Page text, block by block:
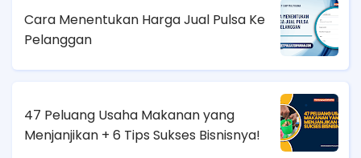
Cara Menentukan Harga Jual Pulsa Ke
Pelanggan
47 Peluang Usaha Makanan yang
Menjanjikan + 6 Tips Sukses Bisnisnya!